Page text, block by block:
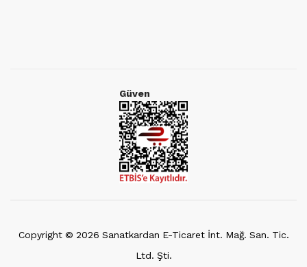
Güven
Copyright © 2026 Sanatkardan E-Ticaret İnt. Mağ. San. Tic.
Ltd. Şti.